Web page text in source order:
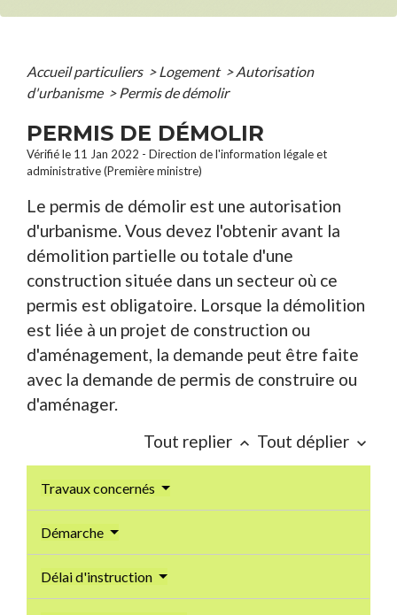
Accueil particuliers > Logement > Autorisation
d'urbanisme > Permis de démolir
PERMIS DE DÉMOLIR
Vérifié le 11 Jan 2022 - Direction de l'information légale et
administrative (Première ministre)
Le permis de démolir est une autorisation
d'urbanisme. Vous devez l'obtenir avant la
démolition partielle ou totale d'une
construction située dans un secteur où ce
permis est obligatoire. Lorsque la démolition
est liée à un projet de construction ou
d'aménagement, la demande peut être faite
avec la demande de permis de construire ou
d'aménager.
Tout replier keyboard_arrow_up Tout déplier keyboard_arrow_down
Travaux concernés
Démarche
Délai d'instruction